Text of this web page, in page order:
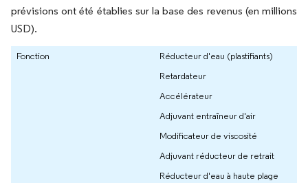
prévisions ont été établies sur la base des revenus (en millions
USD).
Fonction
Réducteur d'eau (plastifiants)
Retardateur
Accélérateur
Adjuvant entraîneur d'air
Modificateur de viscosité
Adjuvant réducteur de retrait
Réducteur d'eau à haute plage